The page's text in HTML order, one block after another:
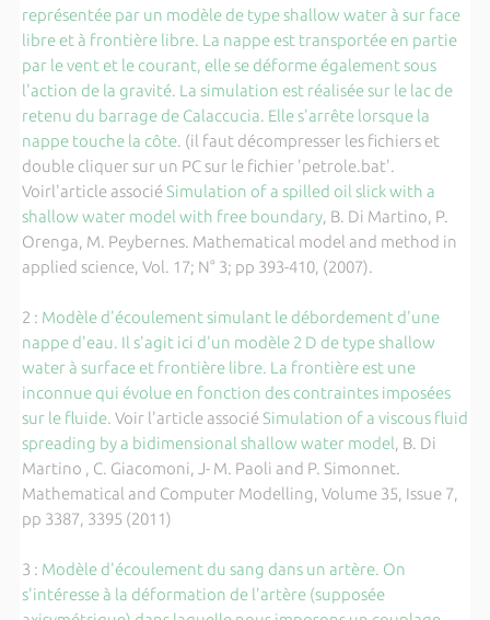
représentée par un modèle de type shallow water à sur face
libre et à frontière libre. La nappe est transportée en partie
par le vent et le courant, elle se déforme également sous
l'action de la gravité. La simulation est réalisée sur le lac de
retenu du barrage de Calaccucia. Elle s'arrête lorsque la
nappe touche la côte. (il faut décompresser les fichiers et
double cliquer sur un PC sur le fichier 'petrole.bat'.
Voirl'article associé Simulation of a spilled oil slick with a
shallow water model with free boundary, B. Di Martino, P.
Orenga, M. Peybernes. Mathematical model and method in
applied science, Vol. 17; N° 3; pp 393-410, (2007).
2 : Modèle d'écoulement simulant le débordement d'une
nappe d'eau. Il s'agit ici d'un modèle 2 D de type shallow
water à surface et frontière libre. La frontière est une
inconnue qui évolue en fonction des contraintes imposées
sur le fluide. Voir l'article associé Simulation of a viscous fluid
spreading by a bidimensional shallow water model, B. Di
Martino , C. Giacomoni, J- M. Paoli and P. Simonnet.
Mathematical and Computer Modelling, Volume 35, Issue 7,
pp 3387, 3395 (2011)
3 : Modèle d'écoulement du sang dans un artère. On
s'intéresse à la déformation de l'artère (supposée